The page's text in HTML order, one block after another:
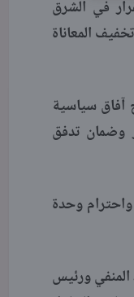
في الشرق
المعاناة
سياسية
وضمان تدفق
وحدة
ورئيس